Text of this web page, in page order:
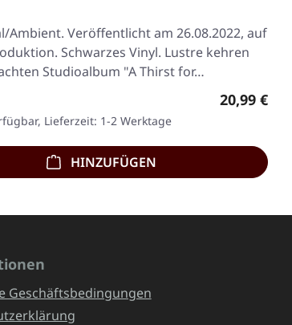
Ambient. Veröffentlicht am 26.08.2022, auf
Schwarzes Vinyl. Lustre kehren
Studioalbum "A Thirst for…
Regulärer
20,99 €
Lieferzeit: 1-2 Werktage
HINZUFÜGEN
Geschäftsbedingungen